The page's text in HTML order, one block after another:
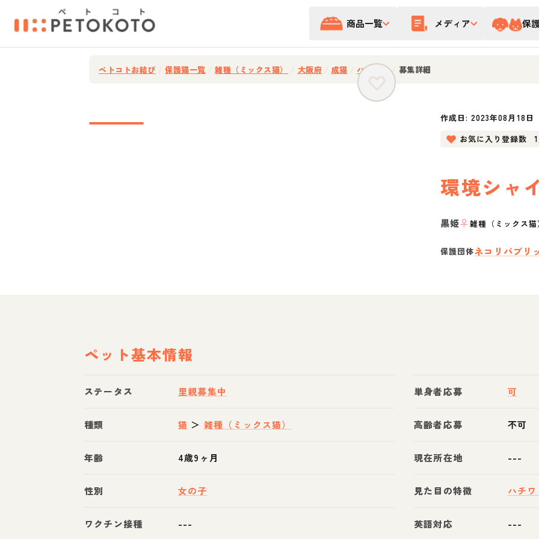
商品一覧 メディア 保
ペトコトお結び 保護猫一覧 雑種（ミックス猫） 大阪府 成猫 ハチワレ / 募集詳細
作成日:2023年08月18日
お気に入り登録数
環境シャ
黒姫♀ 雑種（ミックス
保護団体ネコリパブリ
ペット基本情報
ステータス 里親募集中
種類 猫 ＞ 雑種（ミックス猫）
年齢 4歳9ヶ月
性別 女の子
ワクチン接種 ---
単身者応募 可
高齢者応募 不可
現在所在地 ---
見た目の特徴 ハチ
英語対応 ---